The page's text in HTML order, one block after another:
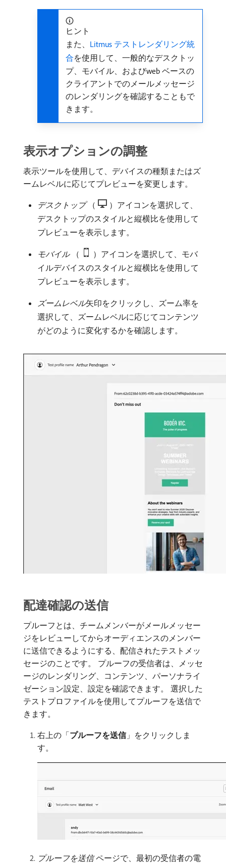
ヒント
また、 Litmus テストレンダリング統
合を使用して、一般的なデスクトッ
プ、モバイル、およびweb ベースの
クライアントでのメールメッセージ
のレンダリングを確認することもで
きます。
表示オプションの調整
表示ツールを使用して、デバイスの種類またはズ
ームレベルに応じてプレビューを変更します。
デスクトップ（
）アイコンを選択して、
デスクトップのスタイルと縦横比を使用して
プレビューを表示します。
モバイル（
）アイコンを選択して、モバ
イルデバイスのスタイルと縦横比を使用して
プレビューを表示します。
ズームレベル​矢印をクリックし、ズーム率を
選択して、ズームレベルに応じてコンテンツ
がどのように変化するかを確認します。
配達確認の送信
プルーフとは、チームメンバーがメールメッセー
ジをレビューしてからオーディエンスのメンバー
に送信できるようにする、配信されたテストメッ
セージのことです。 プルーフの受信者は、メッセ
ージのレンダリング、コンテンツ、パーソナライ
ゼーション設定、設定を確認できます。 選択した
テストプロファイルを使用してプルーフを送信で
きます。
右上の「プルーフを送信」をクリックしま
す。
プルーフを送信ページで、最初の受信者の電